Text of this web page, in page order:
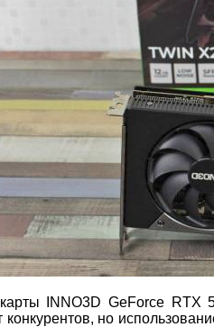
INNO3D GeForce RTX
конкурентов, но